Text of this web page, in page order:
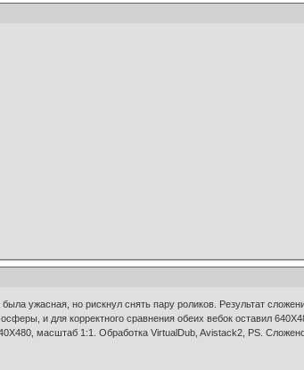
ужасная, но рискнул снять пару роликов. Результат
и для корректного сравнения обеих вебок оставил
масштаб 1:1. Обработка VirtualDub, Avistack2, PS.